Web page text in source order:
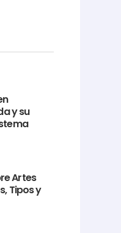
y su
Artes
Tipos y